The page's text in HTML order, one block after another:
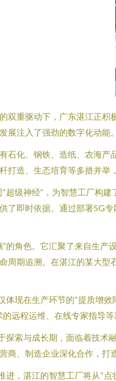
双重驱动下，广东湛江正
展注入了强劲的数字化动能。
石化、钢铁、造纸、农海
打造、生态培育等多措并举
超级神经”，为智慧工厂构
了即时依据。通过部署5G
的角色。它汇聚了来自生
周期追溯。在湛江的某大
体现在生产环节的“提质增
远程运维、在线专家指导
探索与成长期，面临着技
商、制造企业深化合作，打
进，湛江的智慧工厂将从“